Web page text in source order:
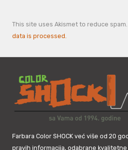
This site uses Akismet to reduce spam.
data is processed.
Farbara Color SHOCK već više od 20
pravih informacija, odabrane